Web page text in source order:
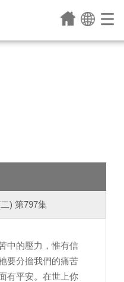
) 第797集
中的壓力，惟有信
要分擔我們的痛苦
有平安。在世上你